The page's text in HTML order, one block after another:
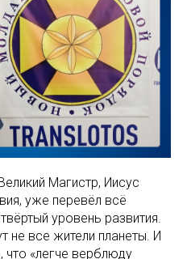
Магистр, Иисус
уже перевёл всё
уровень развития.
не все жители планеты. И
что «легче верблюду